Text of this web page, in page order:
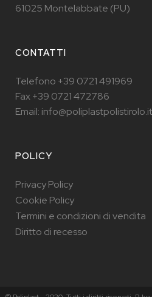
61025 Montelabbate (PU)
CONTATTI
Telefono +39 0721 491969
Fax +39 0721 472786
Email: info@poliplastpolistirolo.it
POLICY
Privacy Policy
Cookie Policy
Termini e condizioni di vendita
Diritto di recesso